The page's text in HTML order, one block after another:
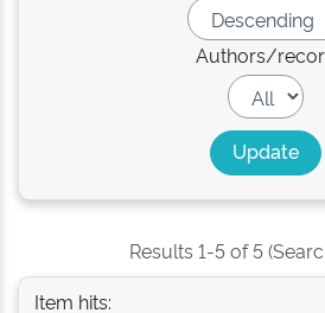
Authors/
Results 1-5 of 5
Item hits: